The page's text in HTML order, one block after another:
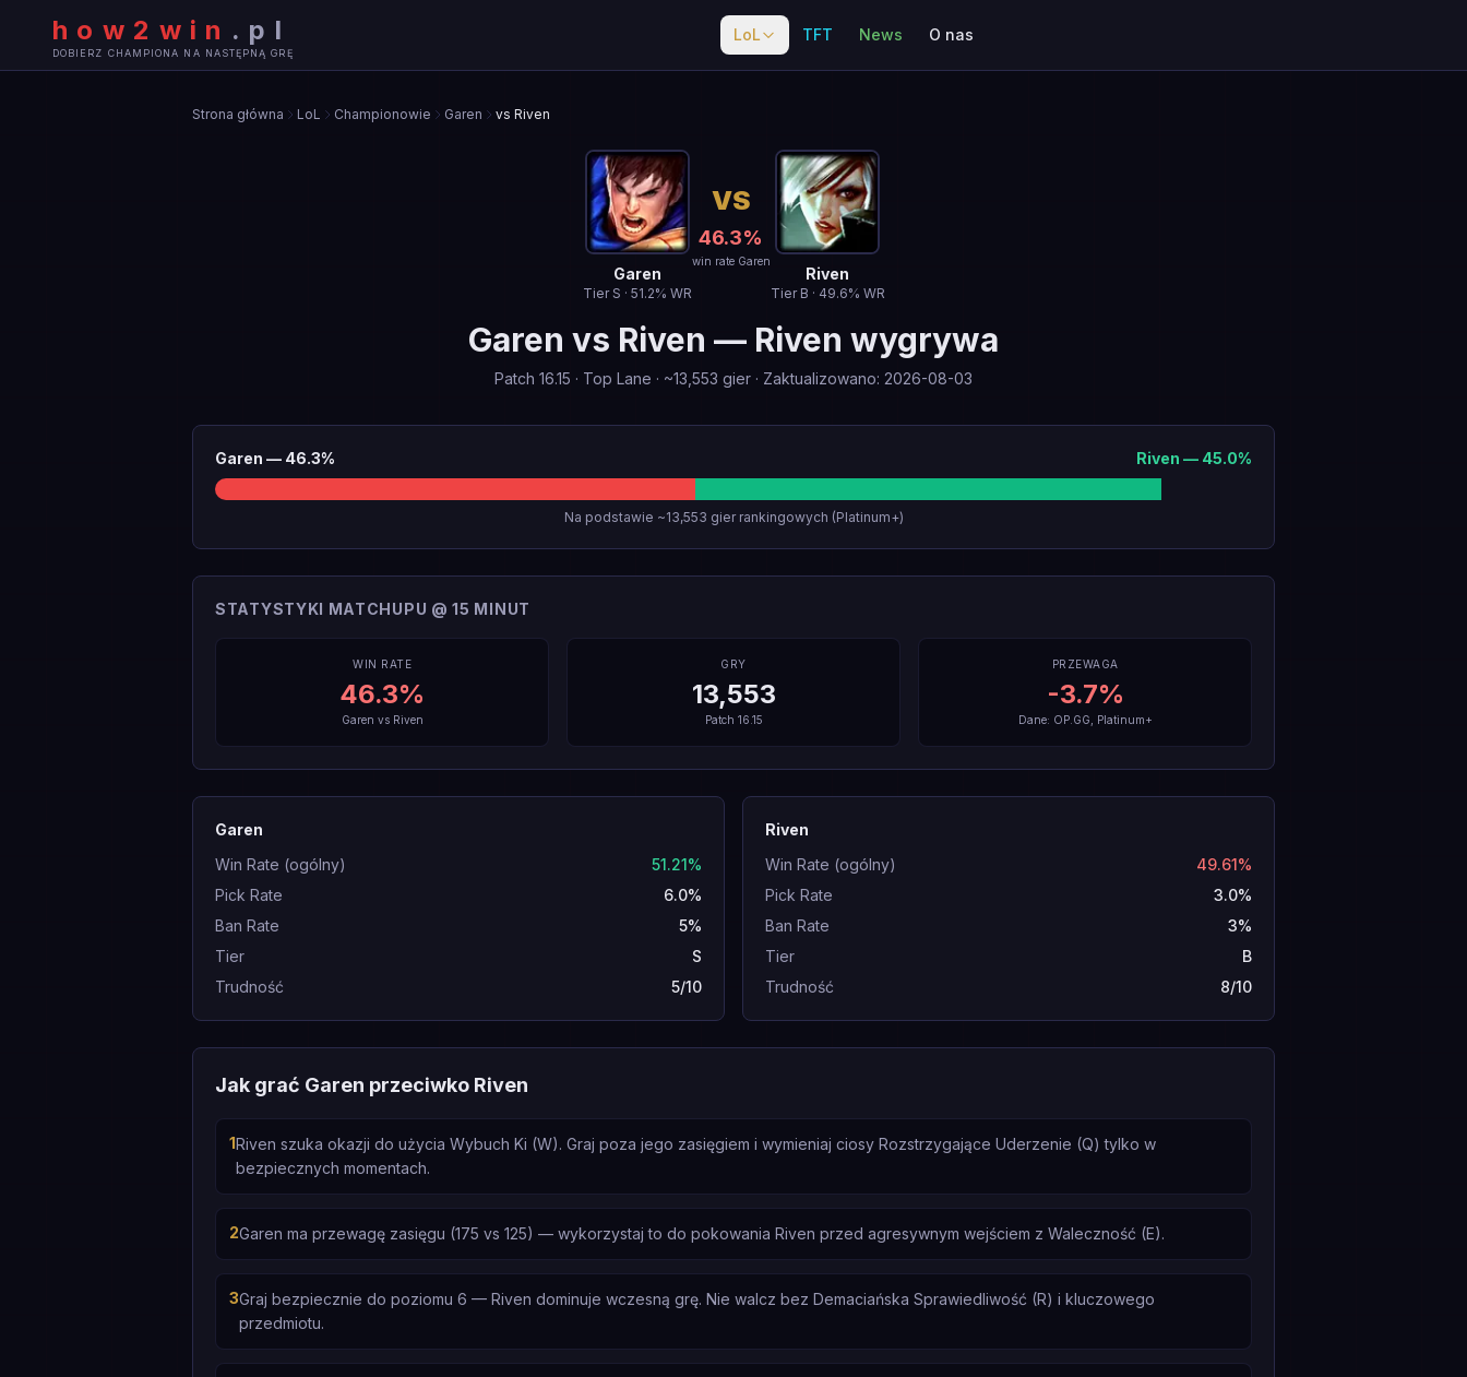
how2win . pl
DOBIERZ CHAMPIONA NA NASTĘPNĄ GRĘ
LoL TFT News O nas
Strona główna LoL Championowie Garen vs Riven
Garen
Tier S · 51.2% WR
VS
46.3%
win rate Garen
Riven
Tier B · 49.6% WR
Garen vs Riven — Riven wygrywa
Patch 16.15 · Top Lane · ~13,553 gier · Zaktualizowano: 2026-08-03
Garen — 46.3% Riven — 45.0%
Na podstawie ~13,553 gier rankingowych (Platinum+)
STATYSTYKI MATCHUPU @ 15 MINUT
WIN RATE
46.3%
Garen vs Riven
GRY
13,553
Patch 16.15
PRZEWAGA
-3.7%
Dane: OP.GG, Platinum+
Garen
Win Rate (ogólny)
51.21%
Pick Rate
6.0%
Ban Rate
5%
Tier
S
Trudność
5/10
Riven
Win Rate (ogólny)
49.61%
Pick Rate
3.0%
Ban Rate
3%
Tier
B
Trudność
8/10
Jak grać Garen przeciwko Riven
1Riven szuka okazji do użycia Wybuch Ki (W). Graj poza jego zasięgiem i wymieniaj ciosy Rozstrzygające Uderzenie (Q) tylko w
bezpiecznych momentach.
2Garen ma przewagę zasięgu (175 vs 125) — wykorzystaj to do pokowania Riven przed agresywnym wejściem z Waleczność (E).
3Graj bezpiecznie do poziomu 6 — Riven dominuje wczesną grę. Nie walcz bez Demaciańska Sprawiedliwość (R) i kluczowego
przedmiotu.